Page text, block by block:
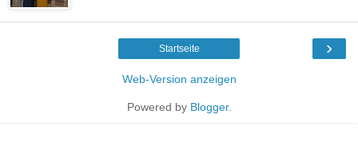
›
Startseite
Web-Version anzeigen
Powered by Blogger.